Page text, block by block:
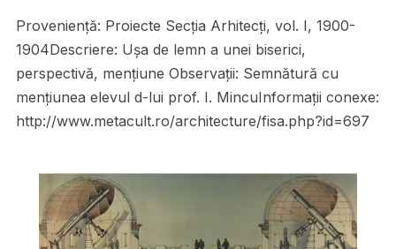
Proveniență: Proiecte Secţia Arhitecţi, vol. I, 1900-
1904Descriere: Uşa de lemn a unei biserici,
perspectivă, menţiune Observații: Semnătură cu
menţiunea elevul d-lui prof. I. MincuInformații conexe:
http://www.metacult.ro/architecture/fisa.php?id=697